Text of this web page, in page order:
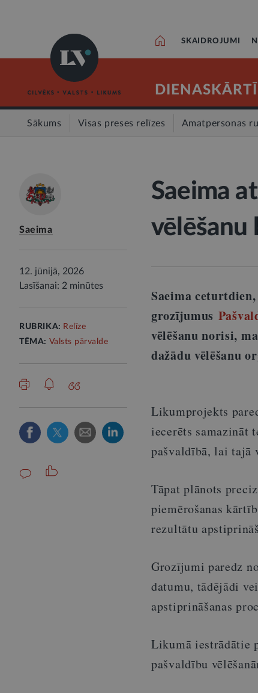
SKAIDROJUMI
Sākums Visas preses relīzes Amatpersonas
Saeima
12. jūnijā, 2026
Lasīšanai: 2 minūtes
RUBRIKA: Relīze
TĒMA: Valsts pārvalde
Saeima
vēlēšanu
Saeima
grozījumus
vēlēšanu norisi,
dažādu vēlēšanu
Likumprojekts
iecerēts
pašvaldībā, lai tajā
Tāpat plānots
piemērošanas
rezultātu
Grozījumi paredz
datumu, tādējādi
apstiprināšanas
Likumā iestrādātie
pašvaldību